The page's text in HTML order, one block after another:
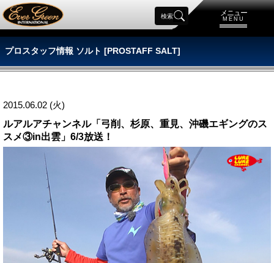
メニュー
MENU
検索
プロスタッフ情報 ソルト [PROSTAFF SALT]
2015.06.02 (火)
ルアルアチャンネル「弓削、杉原、重見、沖磯エギングのス
スメ③in出雲」6/3放送！